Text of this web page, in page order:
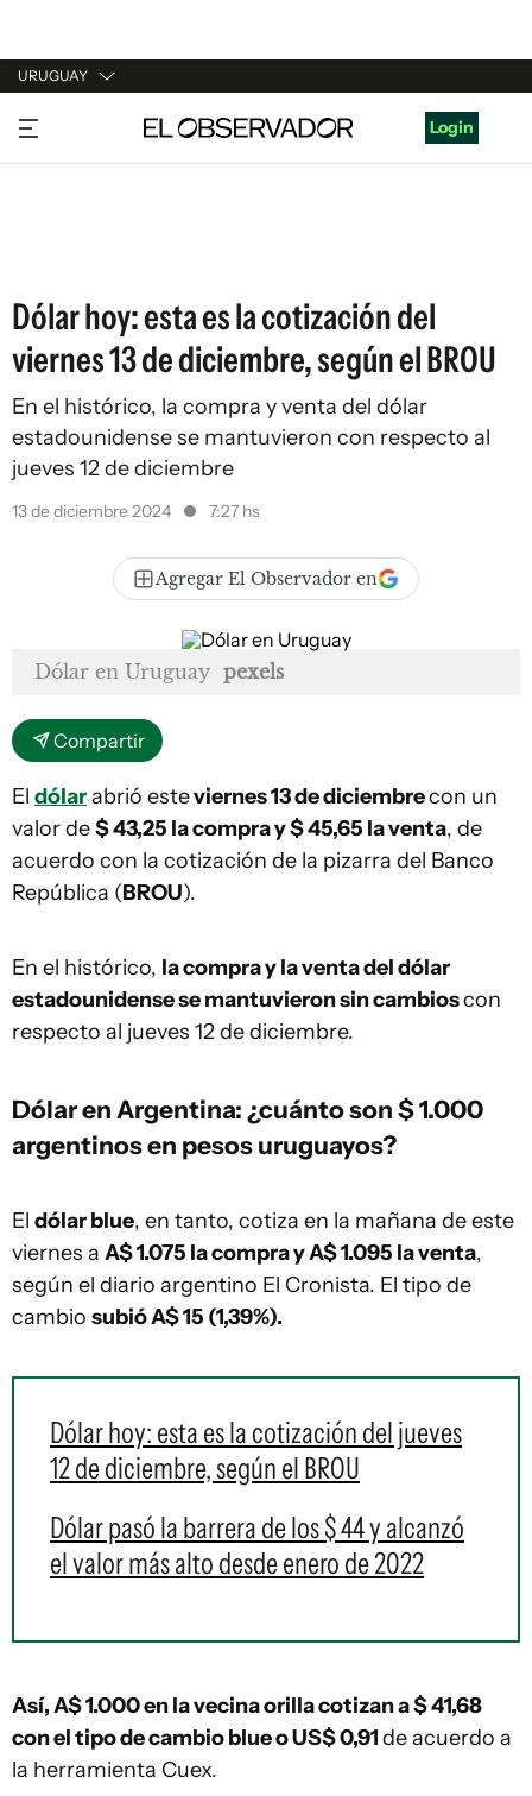
URUGUAY
URUGUAY
ARGENTINA
Login
Dólar hoy: esta es la cotización del
viernes 13 de diciembre, según el BROU
En el histórico, la compra y venta del dólar
estadounidense se mantuvieron con respecto al
jueves 12 de diciembre
13 de diciembre 2024 7:27 hs
Agregar El Observador en
Dólar en Uruguay pexels
Compartir
El dólarabrió esteviernes 13 de diciembrecon un
valor de$ 43,25 la compra y $ 45,65 la venta, de
acuerdo con la cotización de la pizarra del Banco
República (BROU).
En el histórico, la compra y la venta del dólar
estadounidense se mantuvieron sin cambioscon
respecto al jueves 12 de diciembre.
Dólar en Argentina: ¿cuánto son $ 1.000
argentinos en pesos uruguayos?
El dólar blue, en tanto, cotiza en la mañana de este
viernes a A$ 1.075 la compra y A$ 1.095 la venta,
según el diario argentino El Cronista. El tipo de
cambio subió A$ 15 (1,39%).
Dólar hoy: esta es la cotización del jueves
12 de diciembre, según el BROU
Dólar pasó la barrera de los $ 44 y alcanzó
el valor más alto desde enero de 2022
Así, A$ 1.000 en la vecina orillacotizan a $ 41,68
con el tipo de cambio blue o US$ 0,91de acuerdo a
la herramienta Cuex.